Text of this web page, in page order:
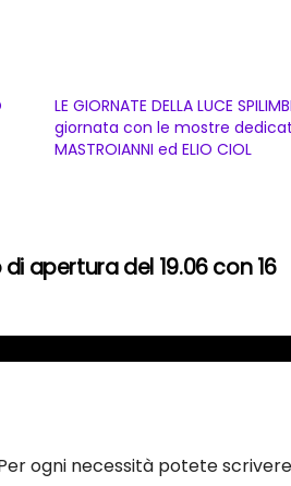
LE GIORNATE DELLA LUCE
giornata con le mostre
MASTROIANNI ed ELIO CIOL
di apertura del 19.06 con 16
ogni necessità potete